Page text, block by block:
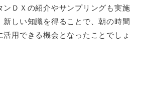
ンＤＸの紹介やサンプリングも実施
新しい知識を得ることで、朝の時間
活用できる機会となったことでしょ